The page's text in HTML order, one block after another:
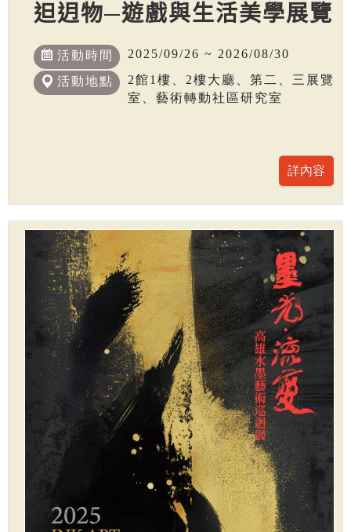
𨑨迌物─遊戲與生活美學展覽
活動時間 2025/09/26 ~ 2026/08/30
活動地點
2館1樓、2樓大廳、第二、三展覽
室、藝術轉動社區研究室